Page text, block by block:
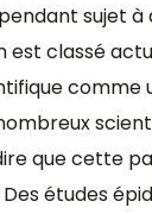
sujet à
est classé
comme
que cette
études